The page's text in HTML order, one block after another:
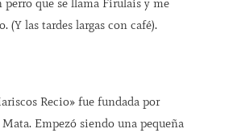
perro que se llama Firulais y me
(Y las tardes largas con café).
Recio» fue fundada por
Empezó siendo una pequeña